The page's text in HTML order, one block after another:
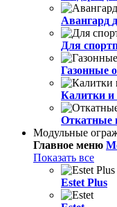
Авангард
Для
Газонные
Калитки и
Откатные
Модульные
Главное меню
Показать все
Estet Plus